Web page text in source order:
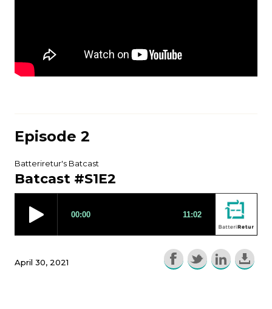
Episode 2
Batteriretur's Batcast
Batcast #S1E2
April 30, 2021